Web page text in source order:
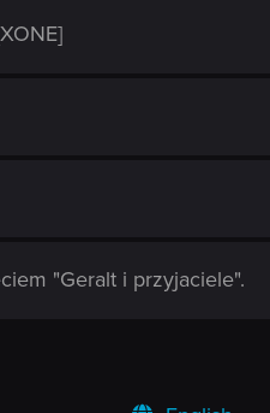
"Geralt i przyjaciele".